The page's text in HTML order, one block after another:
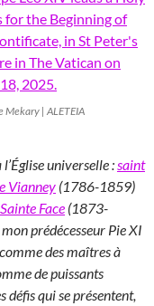
Mekary | ALETEIA
universelle :saint
Vianney (1786-1859)
Face (1873-
prédécesseur Pie XI
des maîtres à
de puissants
défis qui se présentent,